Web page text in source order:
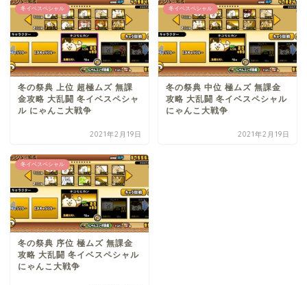
冬イベスペシャル
冬の祭典 上位 超極ムズ 無課
金攻略 大乱闘 冬イベスペシャ
ル にゃんこ大戦争
2021年2月19日
冬イベスペシャル
冬の祭典 中位 極ムズ 無課金
攻略 大乱闘 冬イベスペシャル
にゃんこ大戦争
2021年2月19日
冬イベスペシャル
冬の祭典 序位 極ムズ 無課金
攻略 大乱闘 冬イベスペシャル
にゃんこ大戦争